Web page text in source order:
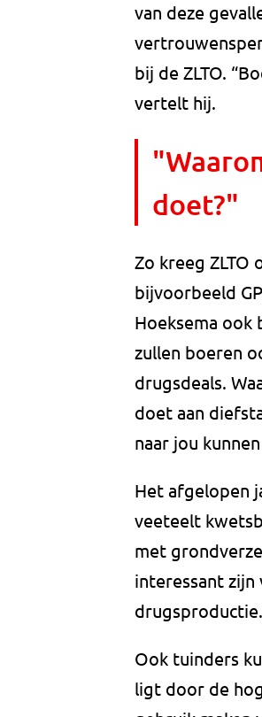
van deze
bij de ZLTO.
vertelt hij.
doet?"
Zo kreeg ZLTO
bijvoorbeeld
Hoeksema ook
zullen boeren
drugsdeals.
doet aan
naar jou
Het afgelopen
veeteelt
met
interessant
drugsproductie.
Ook tuinders
ligt door de